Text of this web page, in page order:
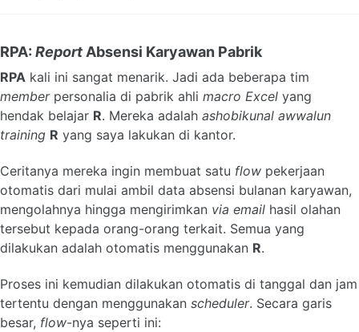
RPA: ReportAbsensi Karyawan Pabrik
RPA kali ini sangat menarik. Jadi ada beberapa tim
memberpersonalia di pabrik ahli macro Excel yang
hendak belajar R. Mereka adalah ashobikunal awwalun
training R yang saya lakukan di kantor.
Ceritanya mereka ingin membuat satu flow pekerjaan
otomatis dari mulai ambil data absensi bulanan karyawan,
mengolahnya hingga mengirimkan via email hasil olahan
tersebut kepada orang-orang terkait. Semua yang
dilakukan adalah otomatis menggunakan R.
Proses ini kemudian dilakukan otomatis di tanggal dan jam
tertentu dengan menggunakan scheduler. Secara garis
besar, flow-nya seperti ini: